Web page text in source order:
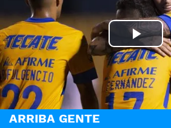
Play
ARRIBA GENTE